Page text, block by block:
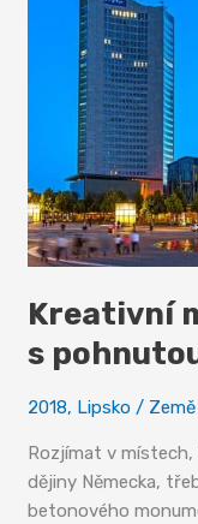
Kreativní
s
2018, Lipsko /
Rozjímat v místech,
dějiny Německa,
betonového